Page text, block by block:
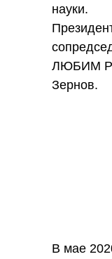
В мае
науки.
ЛЮБИМ
Зернов.